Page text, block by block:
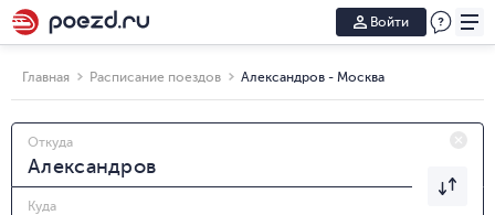
Войти
Главная Расписание поездов Александров - Москва
Откуда
Куда